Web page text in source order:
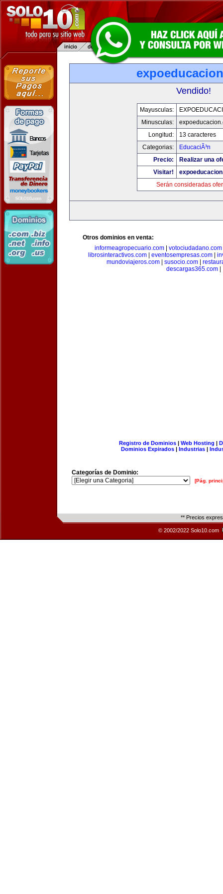
Vendido!
Mayusculas:
Minusculas:
Longitud:
13 caracteres
Categorias:
EducaciÃ³n
Precio:
Realizar una
Visitar!
Serán consideradas
Otros dominios en venta:
informeagropecuario.com| votociudadano.com
librosinteractivos.com| eventosempresas.com|
mundoviajeros.com| susocio.com|
descargas365.com
Registro de Dominios| Web Hosting |
Dominios Expirados | Industrias |
Categorías de Dominio:
[Pág.
** Precios
© 2002/2022 Solo10.com